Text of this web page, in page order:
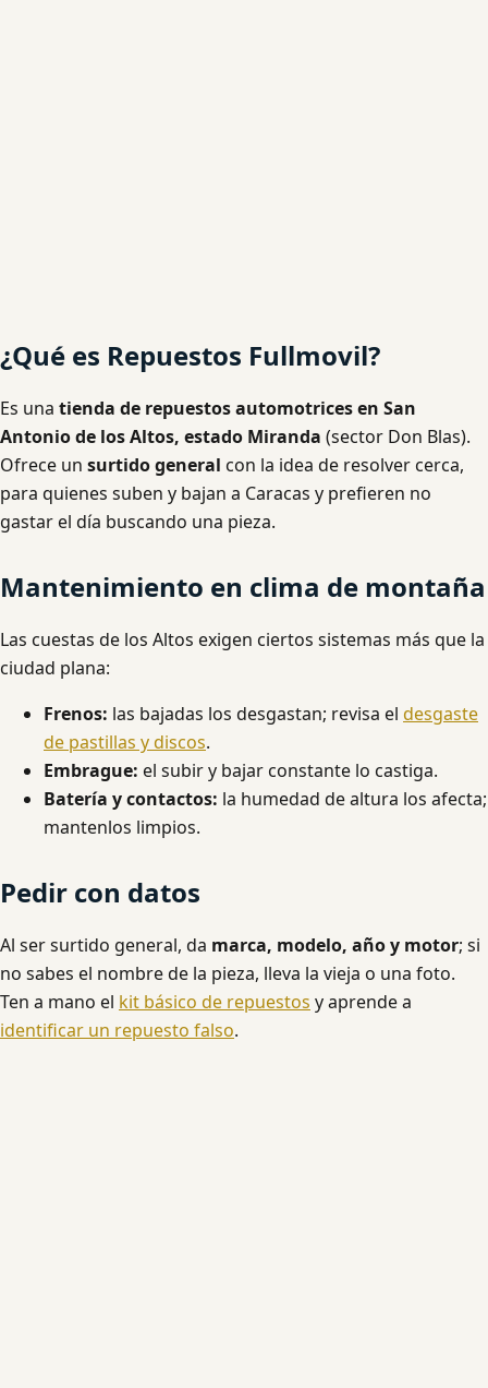
¿Qué es Repuestos Fullmovil?
Es una tienda de repuestos automotrices en San
Antonio de los Altos, estado Miranda (sector Don Blas).
Ofrece un surtido general con la idea de resolver cerca,
para quienes suben y bajan a Caracas y prefieren no
gastar el día buscando una pieza.
Mantenimiento en clima de montaña
Las cuestas de los Altos exigen ciertos sistemas más que la
ciudad plana:
Frenos: las bajadas los desgastan; revisa el desgaste
de pastillas y discos.
Embrague: el subir y bajar constante lo castiga.
Batería y contactos: la humedad de altura los afecta;
mantenlos limpios.
Pedir con datos
Al ser surtido general, da marca, modelo, año y motor; si
no sabes el nombre de la pieza, lleva la vieja o una foto.
Ten a mano el kit básico de repuestos y aprende a
identificar un repuesto falso.